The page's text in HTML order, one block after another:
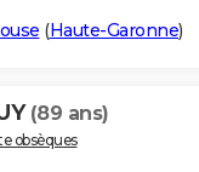
(Haute-Garonne)
(89 ans)
obsèques